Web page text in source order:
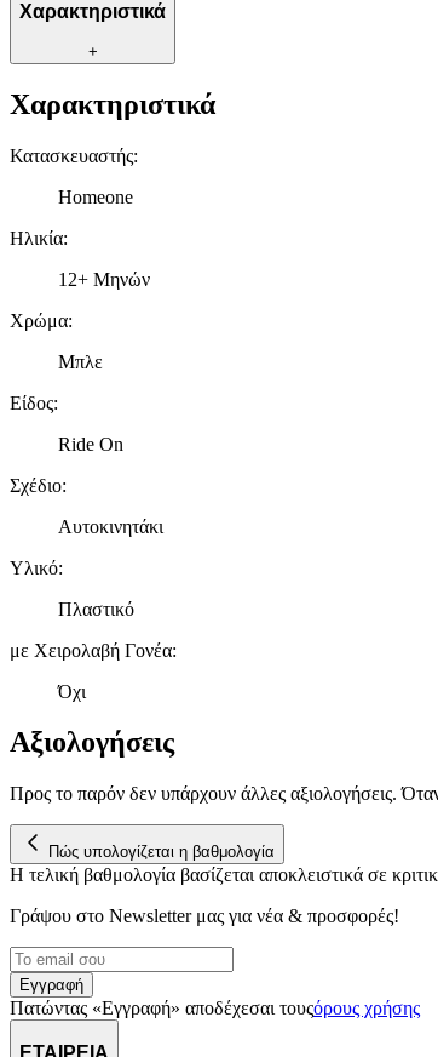
Χαρακτηριστικά
+
Χαρακτηριστικά
Κατασκευαστής:
Homeone
Ηλικία:
12+ Μηνών
Χρώμα:
Μπλε
Είδος:
Ride On
Σχέδιο:
Αυτοκινητάκι
Υλικό:
Πλαστικό
με Χειρολαβή Γονέα:
Όχι
Αξιολογήσεις
Προς το παρόν δεν υπάρχουν άλλες αξιολογήσεις.
Πώς υπολογίζεται η βαθμολογία
Η τελική βαθμολογία βασίζεται αποκλειστικά σε
Γράψου στο Νewsletter μας για νέα & προσφορές!
Εγγραφή
Πατώντας «Εγγραφή» αποδέχεσαι τουςόρους χρήσης
ΕΤΑΙΡΕΙΑ